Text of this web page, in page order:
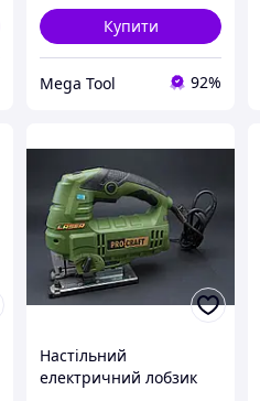
Купити
Mega Tool 92%
Настільний
електричний лобзик